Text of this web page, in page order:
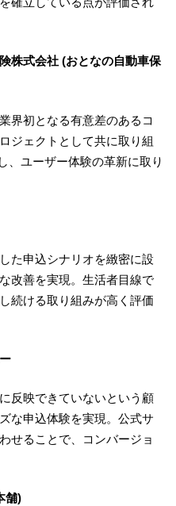
株式会社 (おとなの自動車保
界初となる有意差のあるコ
ジェクトとして共に取り組
、ユーザー体験の革新に取り
た申込シナリオを緻密に設
改善を実現。生活者目線で
続ける取り組みが高く評価
反映できていないという顧
な申込体験を実現。公式サ
せることで、コンバージョ
舗)